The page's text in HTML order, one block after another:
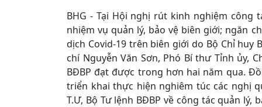
BHG - Tại Hội nghị rút kinh nghiệm
nhiệm vụ quản lý, bảo vệ biên giới; ngăn
dịch Covid-19 trên biên giới do Bộ Chỉ huy
chí Nguyễn Văn Sơn, Phó Bí thư Tỉnh ủy,
BĐBP đạt được trong hơn hai năm qua.
triển khai thực hiện nghiêm túc các nghị
T.Ư, Bộ Tư lệnh BĐBP về công tác quản